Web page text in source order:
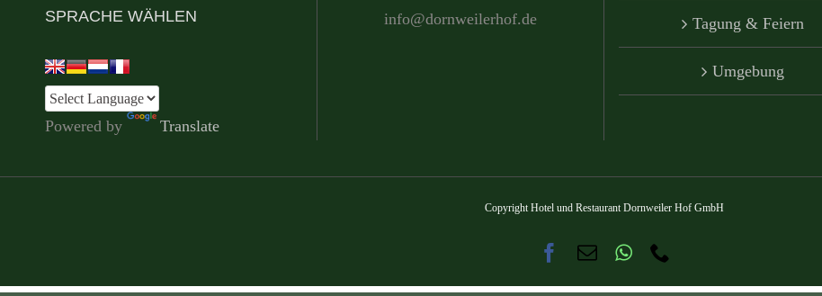
SPRACHE WÄHLEN
Powered by Translate
info@dornweilerhof.de
Tagung & Feiern
Umgebung
Copyright Hotel und Restaurant Dornweiler Hof GmbH
Facebook
E-
WhatsApp